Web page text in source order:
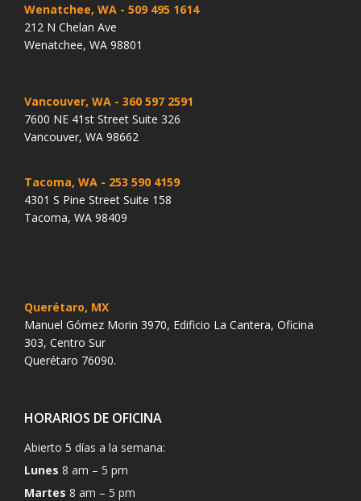
Wenatchee, WA - 509 495 1614
212 N Chelan Ave
Wenatchee, WA 98801
Vancouver, WA - 360 597 2591
7600 NE 41st Street Suite 326
Vancouver, WA 98662
Tacoma, WA - 253 590 4159
4301 S Pine Street Suite 158
Tacoma, WA 98409
Querétaro, MX
Manuel Gómez Morin 3970, Edificio La Cantera, Oficina
303, Centro Sur
Querétaro 76090.
HORARIOS DE OFICINA
Abierto 5 días a la semana:
Lunes 8 am – 5 pm
Martes 8 am – 5 pm